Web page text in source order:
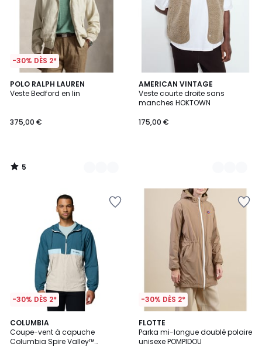
-30% DÈS 2*
POLO RALPH LAUREN
Veste Bedford en lin
375,00 €
5
/
2
Couleurs
5
/
AMERICAN VINTAGE
Veste courte droite sans
manches HOKTOWN
175,00 €
5
Couleurs
-30% DÈS 2*
COLUMBIA
Coupe-vent à capuche
Columbia Spire Valley™
-30% DÈS 2*
FLOTTE
Parka mi-longue doublé polaire
unisexe POMPIDOU
1
/
5